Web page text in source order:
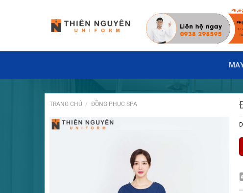
Đặt hàng hôm nay ✓ Miễn phí thiết kế may mẫu ✓
TRANG CHỦ / ĐỒNG PHỤC SPA